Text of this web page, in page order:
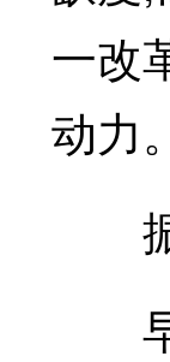
一改
动力。
振
早